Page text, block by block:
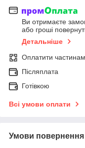
Ви отримаєте
або гроші
Детальніше
Оплатити
Післяплата
Готівкою
Всі умови оплати
Умови повернення